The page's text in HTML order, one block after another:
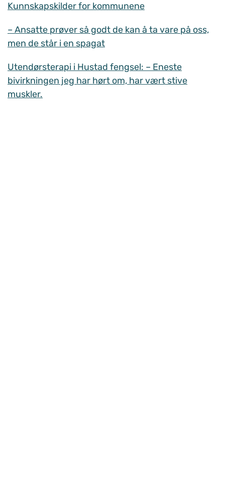
Kunnskapskilder for kommunene
– Ansatte prøver så godt de kan å ta vare på oss,
men de står i en spagat
Utendørsterapi i Hustad fengsel: – Eneste
bivirkningen jeg har hørt om, har vært stive
muskler.